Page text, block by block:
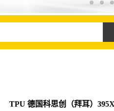
TPU 德国科思创（拜耳）